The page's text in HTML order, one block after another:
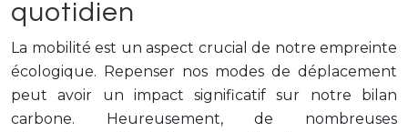
quotidien
La mobilité est un aspect crucial de notre empreinte
écologique. Repenser nos modes de déplacement
peut avoir un impact significatif sur notre bilan
carbone. Heureusement, de nombreuses